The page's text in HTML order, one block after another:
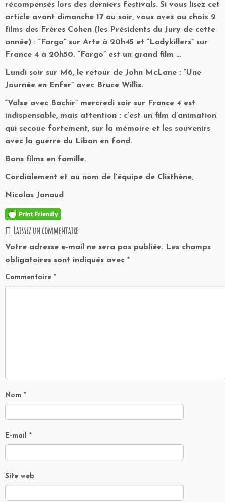
récompensés lors des derniers festivals. Si vous lisez cet
article avant dimanche 17 au soir, vous avez au choix 2
films des Frères Cohen (les Présidents du Jury de cette
année) : “Fargo” sur Arte à 20h45 et “Ladykillers” sur
France 4 à 20h50. “Fargo” est un grand film …
Lundi soir sur M6, le retour de John McLane : “Une
Journée en Enfer” avec Bruce Willis.
“Valse avec Bachir” mercredi soir sur France 4 est
indispensable, mais attention : c’est un film d’animation
qui secoue fortement, sur la mémoire et les souvenirs
avec la guerre du Liban en fond.
Bons films en famille.
Cordialement et au nom de l’équipe de Clisthène,
Nicolas Janaud
Laissez un commentaire
Votre adresse e-mail ne sera pas publiée.
Les champs
obligatoires sont indiqués avec *
Commentaire *
Nom *
E-mail *
Site web